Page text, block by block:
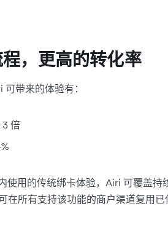
，更高的转化率
带来的体验有：
3 倍
使用的传统绑卡体验，Airi 可覆盖持
在所有支持该功能的商户渠道复用已